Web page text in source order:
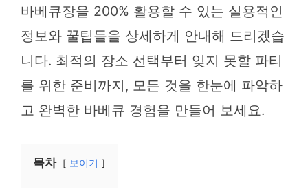
바베큐장을 200% 활용할 수 있는 실용적인
정보와 꿀팁들을 상세하게 안내해 드리겠습
니다. 최적의 장소 선택부터 잊지 못할 파티
를 위한 준비까지, 모든 것을 한눈에 파악하
고 완벽한 바베큐 경험을 만들어 보세요.
목차 보이기